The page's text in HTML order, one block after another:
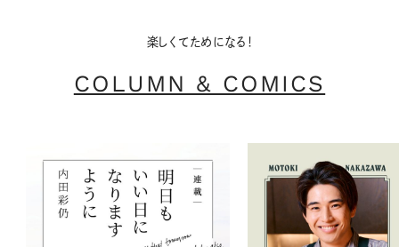
楽しくてためになる！
COLUMN & COMICS